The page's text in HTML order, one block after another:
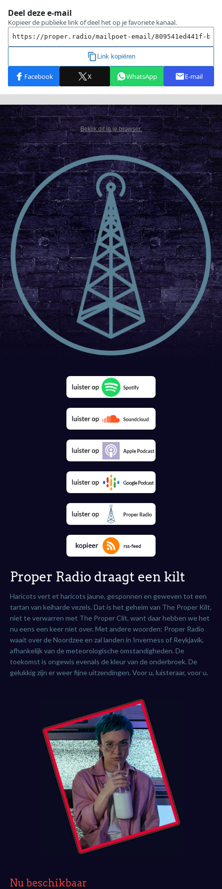
Bekijk dit in je browser.
Proper Radio draagt een kilt
Haricots vert et haricots jaune, gesponnen en geweven tot een
tartan van keiharde vezels. Dat is het geheim van The Proper Kilt,
niet te verwarren met The Proper Clit, want daar hebben we het
nu eens een keer niet over. Met andere woorden: Proper Radio
waait over de Noordzee en zal landen in Inverness of Reykjavik,
afhankelijk van de meteorologische omstandigheden. De
toekomst is ongewis evenals de kleur van de onderbroek. De
gelukkig zijn er weer fijne uitzendingen. Voor u, luisteraar, voor u.
Nu beschikbaar